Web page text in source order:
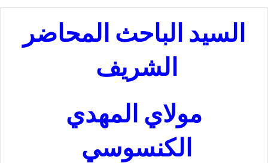
السيد الباحث المحاضر
الشريف
مولاي المهدي
الكنسوسي